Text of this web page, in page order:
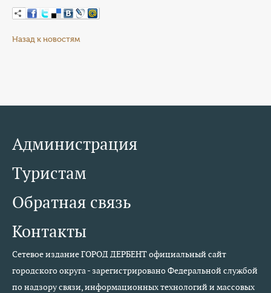
Назад к новостям
Администрация
Туристам
Обратная связь
Контакты
Сетевое издание ГОРОД ДЕРБЕНТ официальный сайт
городского округа - зарегистрировано Федеральной службой
по надзору связи, информационных технологий и массовых